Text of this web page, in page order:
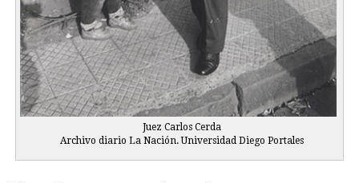
Juez Carlos Cerda
Archivo diario La Nación. Universidad Diego Portales